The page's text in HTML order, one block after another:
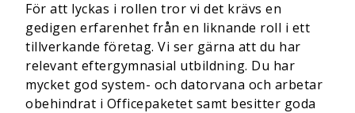
För att lyckas i rollen tror vi det krävs en
gedigen erfarenhet från en liknande roll i ett
tillverkande företag. Vi ser gärna att du har
relevant eftergymnasial utbildning. Du har
mycket god system- och datorvana och arbetar
obehindrat i Officepaketet samt besitter goda